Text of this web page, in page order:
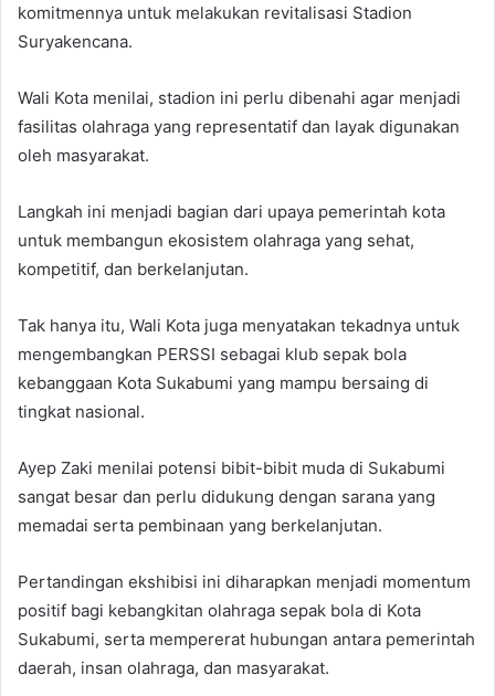
komitmennya untuk melakukan revitalisasi Stadion
Suryakencana.
Wali Kota menilai, stadion ini perlu dibenahi agar menjadi
fasilitas olahraga yang representatif dan layak digunakan
oleh masyarakat.
Langkah ini menjadi bagian dari upaya pemerintah kota
untuk membangun ekosistem olahraga yang sehat,
kompetitif, dan berkelanjutan.
Tak hanya itu, Wali Kota juga menyatakan tekadnya untuk
mengembangkan PERSSI sebagai klub sepak bola
kebanggaan Kota Sukabumi yang mampu bersaing di
tingkat nasional.
Ayep Zaki menilai potensi bibit-bibit muda di Sukabumi
sangat besar dan perlu didukung dengan sarana yang
memadai serta pembinaan yang berkelanjutan.
Pertandingan ekshibisi ini diharapkan menjadi momentum
positif bagi kebangkitan olahraga sepak bola di Kota
Sukabumi, serta mempererat hubungan antara pemerintah
daerah, insan olahraga, dan masyarakat.